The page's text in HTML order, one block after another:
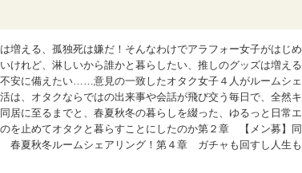
増える、孤独死は嫌だ！そんなわけでアラフォー女子がはじめ
けれど、淋しいから誰かと暮らしたい、推しのグッズは増える
安に備えたい……意見の一致したオタク女子４人がルームシェ
は、オタクならではの出来事や会話が飛び交う毎日で、全然キ
居に至るまでと、春夏秋冬の暮らしを綴った、ゆるっと日常エ
を止めてオタクと暮らすことにしたのか第２章 【メン募】同
春夏秋冬ルームシェアリング！第４章 ガチャも回すし人生も